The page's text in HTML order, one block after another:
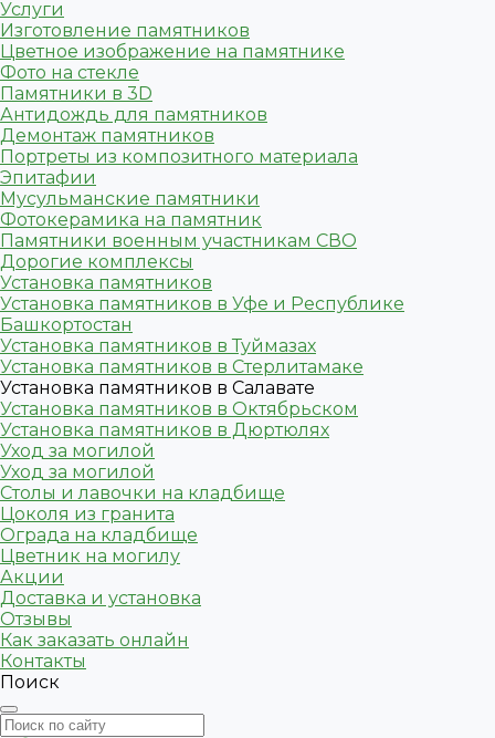
Услуги
Изготовление памятников
Цветное изображение на памятнике
Фото на стекле
Памятники в 3D
Антидождь для памятников
Демонтаж памятников
Портреты из композитного материала
Эпитафии
Мусульманские памятники
Фотокерамика на памятник
Памятники военным участникам СВО
Дорогие комплексы
Установка памятников
Установка памятников в Уфе и Республике
Башкортостан
Установка памятников в Туймазах
Установка памятников в Стерлитамаке
Установка памятников в Салавате
Установка памятников в Октябрьском
Установка памятников в Дюртюлях
Уход за могилой
Уход за могилой
Столы и лавочки на кладбище
Цоколя из гранита
Ограда на кладбище
Цветник на могилу
Акции
Доставка и установка
Отзывы
Как заказать онлайн
Контакты
Поиск